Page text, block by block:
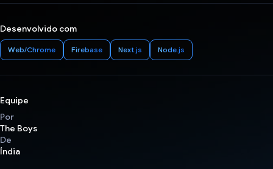
Desenvolvido com
Web/Chrome Firebase Next.js Node.js
Equipe
Por
The Boys
De
Índia